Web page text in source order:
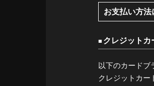
お支払い方法
クレジットカ
以下のカードブ
クレジットカー